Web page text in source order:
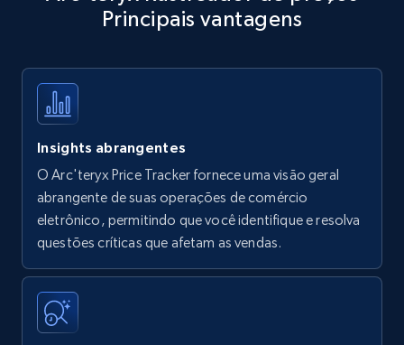
Title, Seller name, Brand, Description, Initial
35.2K+
Amazon products - find products by using
upc numbers
Title, Seller name, Brand, Description, Initial
price, Currency, Availability, Reviews count, and
35.2K+
Principais vantagens
Insights abrangentes
O Arc'teryx Price Tracker fornece uma visão geral
abrangente de suas operações de comércio
eletrônico, permitindo que você identifique e resolva
questões críticas que afetam as vendas.